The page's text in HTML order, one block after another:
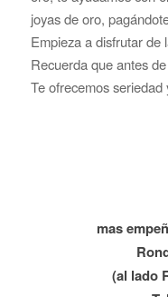
joyas de oro,
Empieza a disfrutar de
Recuerda que antes
Te ofrecemos seriedad
mas
(al lado